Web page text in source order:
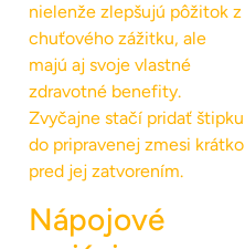
nielenže zlepšujú pôžitok z
chuťového zážitku, ale
majú aj svoje vlastné
zdravotné benefity.
Zvyčajne stačí pridať štipku
do pripravenej zmesi krátko
pred jej zatvorením.
Nápojové